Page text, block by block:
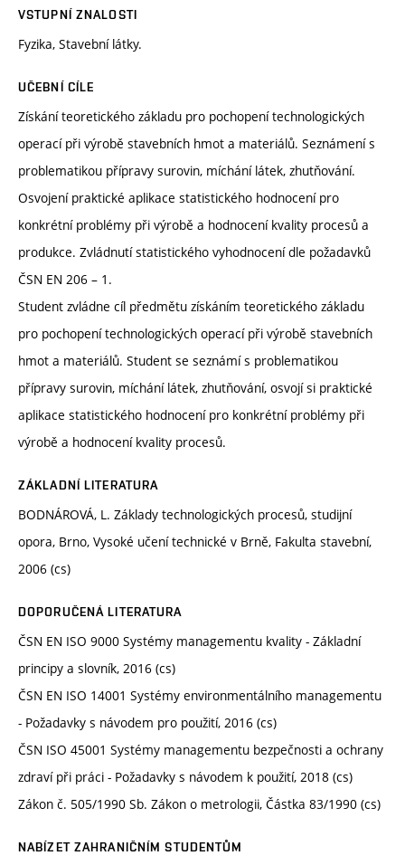
VSTUPNÍ ZNALOSTI
Fyzika, Stavební látky.
UČEBNÍ CÍLE
Získání teoretického základu pro pochopení technologických
operací při výrobě stavebních hmot a materiálů. Seznámení s
problematikou přípravy surovin, míchání látek, zhutňování.
Osvojení praktické aplikace statistického hodnocení pro
konkrétní problémy při výrobě a hodnocení kvality procesů a
produkce. Zvládnutí statistického vyhodnocení dle požadavků
ČSN EN 206 – 1.
Student zvládne cíl předmětu získáním teoretického základu
pro pochopení technologických operací při výrobě stavebních
hmot a materiálů. Student se seznámí s problematikou
přípravy surovin, míchání látek, zhutňování, osvojí si praktické
aplikace statistického hodnocení pro konkrétní problémy při
výrobě a hodnocení kvality procesů.
ZÁKLADNÍ LITERATURA
BODNÁROVÁ, L. Základy technologických procesů, studijní
opora, Brno, Vysoké učení technické v Brně, Fakulta stavební,
2006 (cs)
DOPORUČENÁ LITERATURA
ČSN EN ISO 9000 Systémy managementu kvality - Základní
principy a slovník, 2016 (cs)
ČSN EN ISO 14001 Systémy environmentálního managementu
- Požadavky s návodem pro použití, 2016 (cs)
ČSN ISO 45001 Systémy managementu bezpečnosti a ochrany
zdraví při práci - Požadavky s návodem k použití, 2018 (cs)
Zákon č. 505/1990 Sb. Zákon o metrologii, Částka 83/1990 (cs)
NABÍZET ZAHRANIČNÍM STUDENTŮM